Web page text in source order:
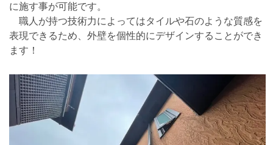
に施す事が可能です。
職人が持つ技術力によってはタイルや石のような質感を
表現できるため、外壁を個性的にデザインすることができ
ます！